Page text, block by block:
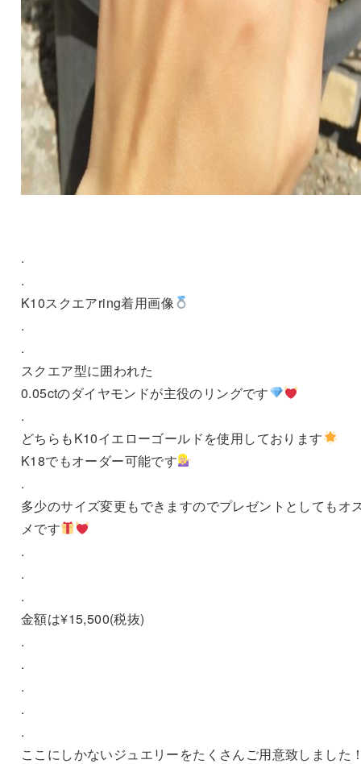
.
.
K10スクエアring着用画像
.
.
スクエア型に囲われた
0.05ctのダイヤモンドが主役のリングです
.
どちらもK10イエローゴールドを使用しております
K18でもオーダー可能です
.
多少のサイズ変更もできますのでプレゼントとしてもオ
メです
.
.
.
金額は¥15,500(税抜)
.
.
.
.
.
ここにしかないジュエリーをたくさんご用意致しました